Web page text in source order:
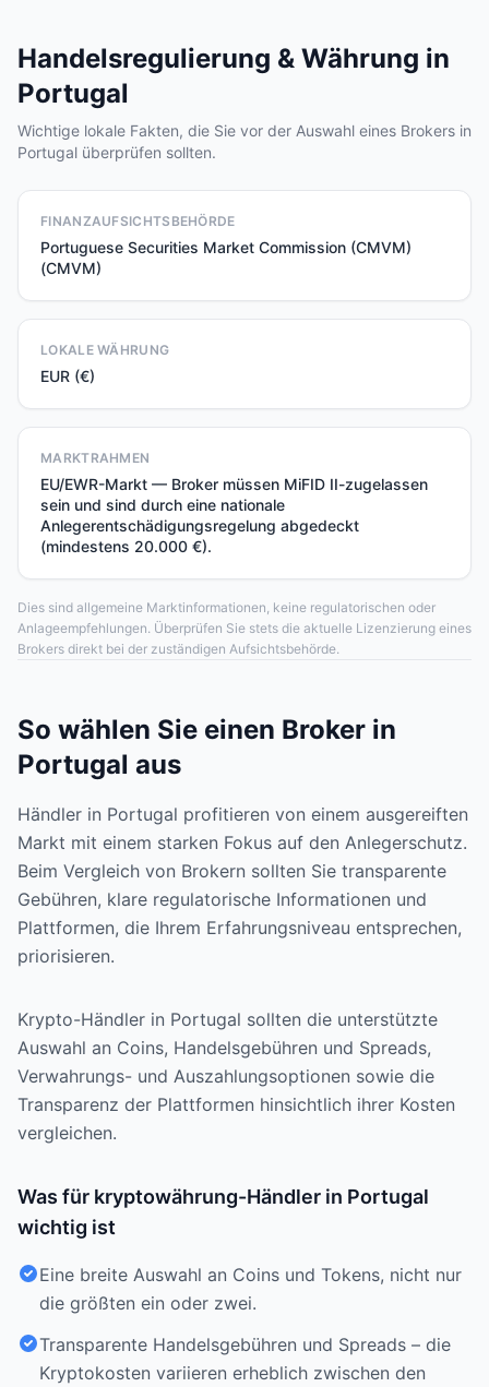
Handelsregulierung & Währung in
Portugal
Wichtige lokale Fakten, die Sie vor der Auswahl eines Brokers in
Portugal überprüfen sollten.
FINANZAUFSICHTSBEHÖRDE
Portuguese Securities Market Commission (CMVM)
(CMVM)
LOKALE WÄHRUNG
EUR (€)
MARKTRAHMEN
EU/EWR-Markt — Broker müssen MiFID II-zugelassen
sein und sind durch eine nationale
Anlegerentschädigungsregelung abgedeckt
(mindestens 20.000 €).
Dies sind allgemeine Marktinformationen, keine regulatorischen oder
Anlageempfehlungen. Überprüfen Sie stets die aktuelle Lizenzierung eines
Brokers direkt bei der zuständigen Aufsichtsbehörde.
So wählen Sie einen Broker in
Portugal aus
Händler in Portugal profitieren von einem ausgereiften
Markt mit einem starken Fokus auf den Anlegerschutz.
Beim Vergleich von Brokern sollten Sie transparente
Gebühren, klare regulatorische Informationen und
Plattformen, die Ihrem Erfahrungsniveau entsprechen,
priorisieren.
Krypto-Händler in Portugal sollten die unterstützte
Auswahl an Coins, Handelsgebühren und Spreads,
Verwahrungs- und Auszahlungsoptionen sowie die
Transparenz der Plattformen hinsichtlich ihrer Kosten
vergleichen.
Was für kryptowährung-Händler in Portugal
wichtig ist
Eine breite Auswahl an Coins und Tokens, nicht nur
die größten ein oder zwei.
Transparente Handelsgebühren und Spreads – die
Kryptokosten variieren erheblich zwischen den